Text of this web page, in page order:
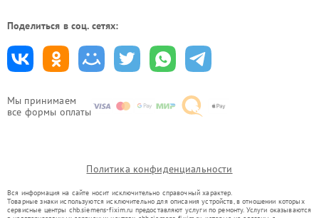
Мы принимаем
все формы оплаты
Поделиться в соц. сетях:
Политика конфиденциальности
Вся информация на сайте носит исключительно справочный характер.
Товарные знаки используются исключительно для описания устройств, в отношении которых
сервисные центры chb.siemens-fixim.ru предоставляют услуги по ремонту. Услуги оказываются